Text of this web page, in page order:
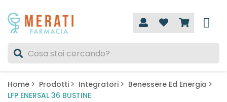
Home Prodotti Integratori
Benessere Ed Energia
LFP ENERSAL 36 BUSTINE